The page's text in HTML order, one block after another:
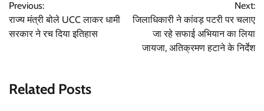
navigation
Previous:
राज्य मंत्री बोले UCC लाकर धामी
सरकार ने रच दिया इतिहास
Next:
जिलाधिकारी ने कांवड़ पटरी पर चलाए
जा रहे सफाई अभियान का लिया
जायजा, अतिक्रमण हटाने के निर्देश
Related Posts